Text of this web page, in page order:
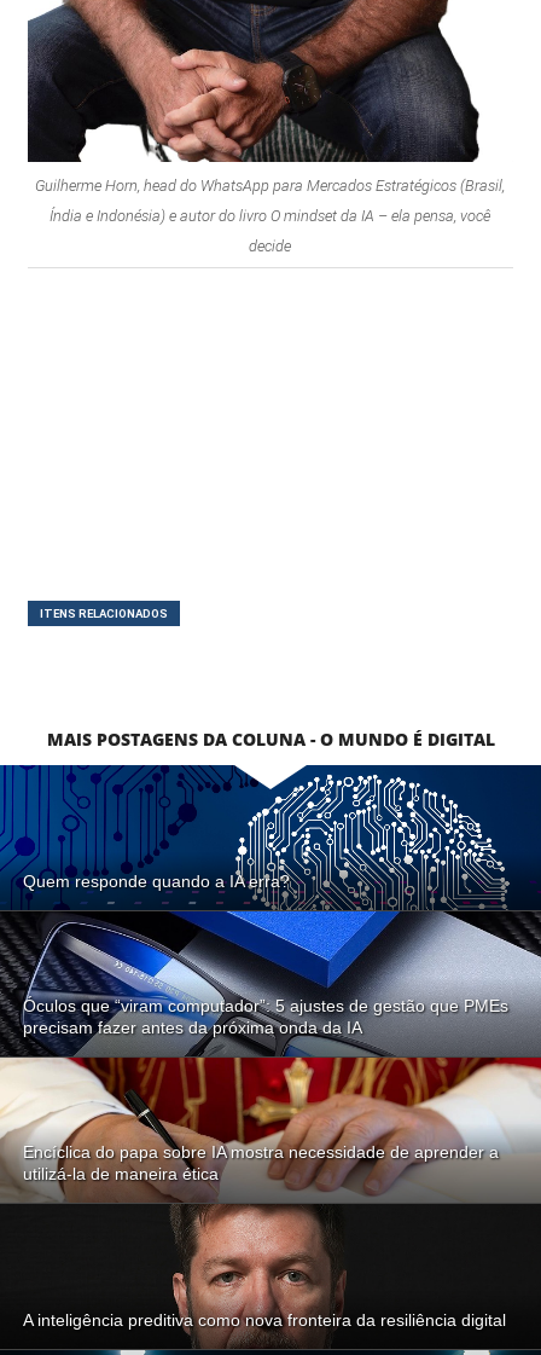
Guilherme Horn, head do WhatsApp para Mercados Estratégicos (Brasil,
Índia e Indonésia) e autor do livro O mindset da IA – ela pensa, você
decide
ITENS RELACIONADOS
MAIS POSTAGENS DA COLUNA - O MUNDO É DIGITAL
Quem responde quando a IA erra?
Óculos que “viram computador”: 5 ajustes de gestão que PMEs
precisam fazer antes da próxima onda da IA
Encíclica do papa sobre IA mostra necessidade de aprender a
utilizá-la de maneira ética
A inteligência preditiva como nova fronteira da resiliência digital